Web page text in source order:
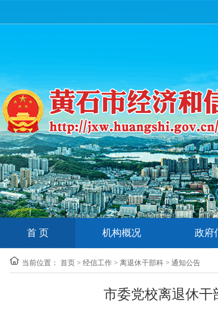
首 页 机构概况 政府
当前位置： 首页 > 经信工作 > 离退休干部科 > 通知公告
市委党校离退休干